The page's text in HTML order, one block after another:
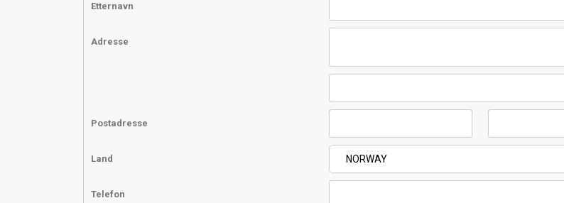
Etternavn
Adresse
Postadresse
Land
Telefon